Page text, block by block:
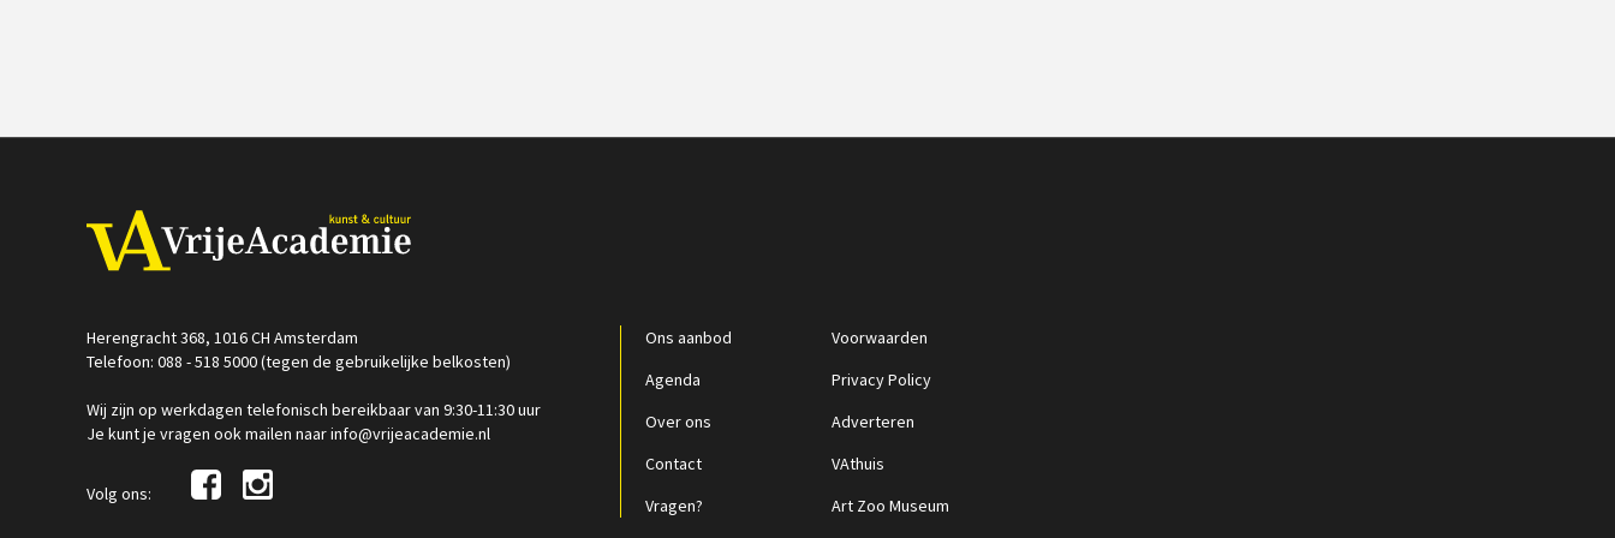
Herengracht 368, 1016 CH Amsterdam
Telefoon: 088 - 518 5000 (tegen de gebruikelijke belkosten)
Wij zijn op werkdagen telefonisch bereikbaar van 9:30-11:30 uur
Je kunt je vragen ook mailen naar info@vrijeacademie.nl
Volg ons:
Ons aanbod
Agenda
Over ons
Contact
Vragen?
Voorwaarden
Privacy Policy
Adverteren
VAthuis
Art Zoo Museum